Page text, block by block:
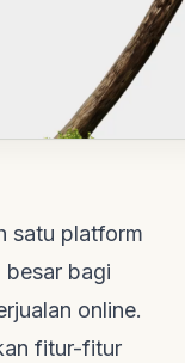
satu platform
besar bagi
online.
fitur-fitur